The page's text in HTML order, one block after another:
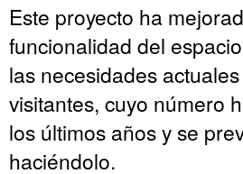
Este proyecto ha
funcionalidad del
las necesidades
visitantes, cuyo número
los últimos años y se
haciéndolo.